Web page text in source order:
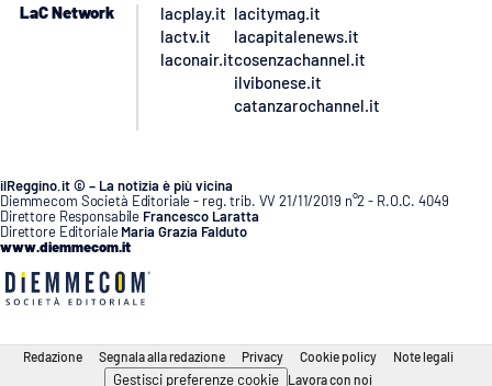
LaC Network
lacplay.it
lactv.it
laconair.it
lacitymag.it
lacapitalenews.it
cosenzachannel.it
ilvibonese.it
catanzarochannel.it
ilReggino.it © – La notizia è più vicina
Diemmecom Società Editoriale - reg. trib. VV 21/11/2019 n°2 - R.O.C. 4049
Direttore Responsabile Francesco Laratta
Direttore Editoriale Maria Grazia Falduto
www.diemmecom.it
Redazione Segnala alla redazione Privacy Cookie policy Note legali
Gestisci preferenze cookie Lavora con noi